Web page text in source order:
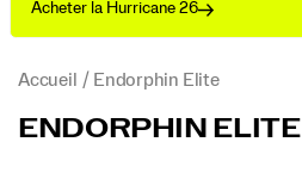
Acheter la Hurricane 26
Accueil Endorphin Elite
ENDORPHIN ELITE